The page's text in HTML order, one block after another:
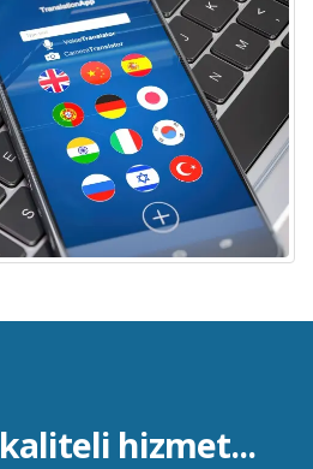
kaliteli hizmet...